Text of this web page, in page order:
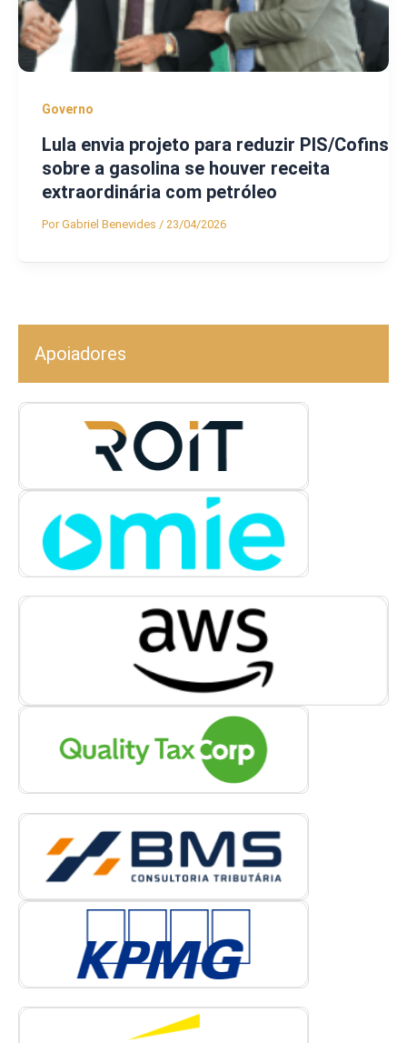
Governo
Lula envia projeto para reduzir PIS/Cofins
sobre a gasolina se houver receita
extraordinária com petróleo
PorGabriel Benevides / 23/04/2026
Apoiadores